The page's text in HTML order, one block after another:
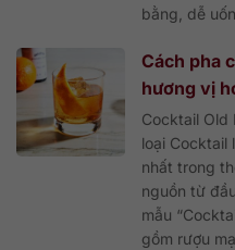
bằng, dễ
Cách pha
hương vị
Cocktail Old
loại Cocktail
nhất trong
nguồn từ
mẫu
gồm rượu